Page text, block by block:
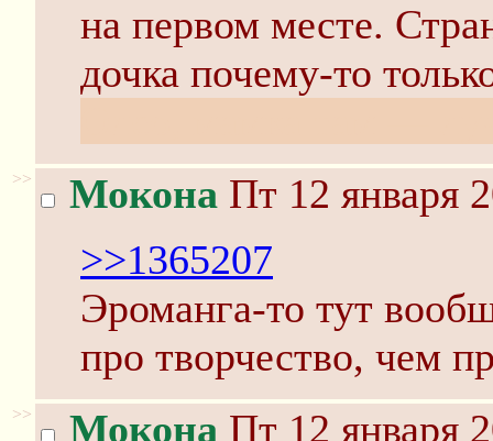
на первом месте.
дочка почему-то
>> Мокона Пт 12 января
>>1365207
Эроманга-то тут
про творчество, чем
>> Мокона Пт 12 января